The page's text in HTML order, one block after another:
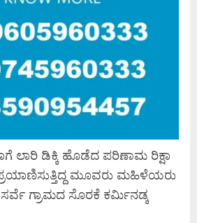
ಲಾರಿ ಡಿಕ್ಕಿ ಹೊಡೆದ ಪರಿಣಾಮ ರಿಕ್ಷಾ
ಪ್ರಯಾಣಿಸುತ್ತಿದ್ದ ಮೂವರು ಮಹಿಳೆಯರು
ಗ್ರಾಮದ ಸೊರಕೆ ಕರ್ಮಿನಡ್ಕ